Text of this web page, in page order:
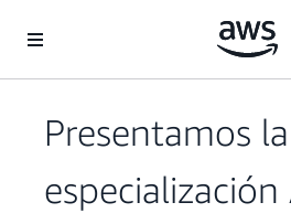
Presentamos la